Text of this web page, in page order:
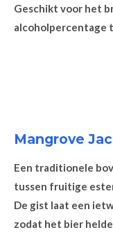
Geschikt voor het
alcoholpercentage
Mangrove
Een traditionele
tussen fruitige
De gist laat een
zodat het bier